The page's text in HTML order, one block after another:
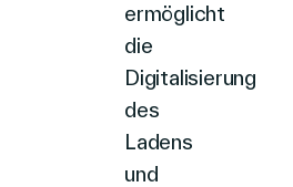
ermöglicht
die
Digitalisierung
des
Ladens
und